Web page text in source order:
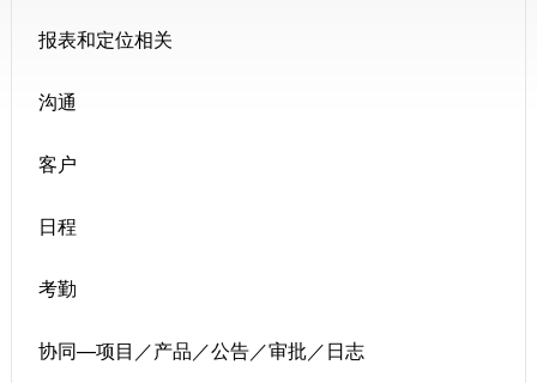
报表和定位相关
沟通
客户
日程
考勤
协同—项目／产品／公告／审批／日志